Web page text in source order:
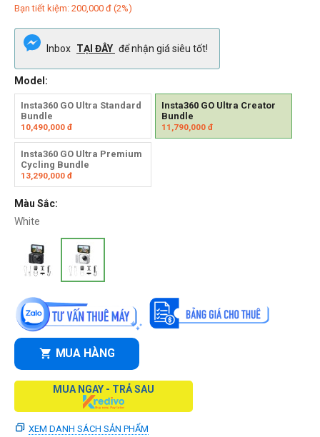
Bạn tiết kiệm: 200,000 đ (2%)
Inbox TẠI ĐÂY để nhận giá siêu tốt!
Model:
Insta360 GO Ultra Standard
Bundle
10,490,000 đ
Insta360 GO Ultra Creator
Bundle
11,790,000đ
Insta360 GO Ultra Premium
Cycling Bundle
13,290,000 đ
Màu Sắc:
White
MUA HÀNG
MUA NGAY - TRẢ SAU
XEM DANH SÁCH SẢN PHẨM